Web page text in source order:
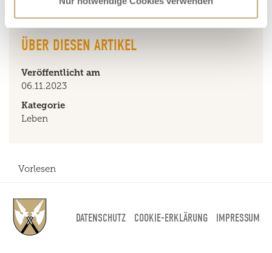
ÜBER DIESEN ARTIKEL
Veröffentlicht am
06.11.2023
Kategorie
Leben
Vorlesen
DATENSCHUTZ COOKIE-ERKLÄRUNG IMPRESSUM